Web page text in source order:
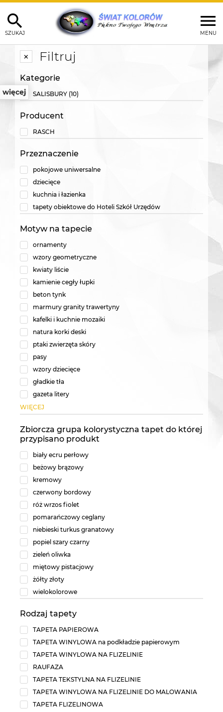
MENU
SZUKAJ
więcej
Filtruj
Kategorie
SALISBURY (10)
Producent
RASCH
Przeznaczenie
pokojowe uniwersalne
dziecięce
kuchnia i łazienka
tapety obiektowe do Hoteli Szkół Urzędów
Motyw na tapecie
ornamenty
wzory geometryczne
kwiaty liście
kamienie cegły łupki
beton tynk
marmury granity trawertyny
kafelki i kuchnie mozaiki
natura korki deski
ptaki zwierzęta skóry
pasy
wzory dziecięce
gładkie tła
gazeta litery
WIĘCEJ
Zbiorcza grupa kolorystyczna tapet do której
przypisano produkt
biały ecru perłowy
beżowy brązowy
kremowy
czerwony bordowy
róż wrzos fiolet
pomarańczowy ceglany
niebieski turkus granatowy
popiel szary czarny
zieleń oliwka
miętowy pistacjowy
żółty złoty
wielokolorowe
Rodzaj tapety
TAPETA PAPIEROWA
TAPETA WINYLOWA na podkładzie papierowym
TAPETA WINYLOWA NA FLIZELINIE
RAUFAZA
TAPETA TEKSTYLNA NA FLIZELINIE
TAPETA WINYLOWA NA FLIZELINIE DO MALOWANIA
TAPETA FLIZELINOWA